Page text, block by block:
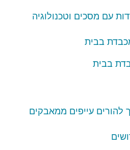
עם מסכים וטכנולוגיה
בבית
להורים עייפים ממאבקים